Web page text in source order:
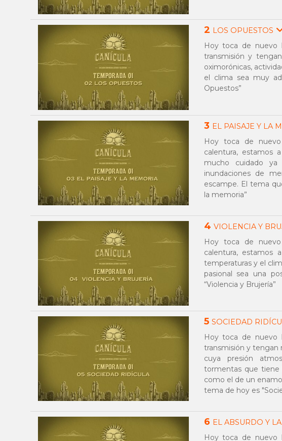
2 LOS OPUESTOS
Hoy toca de nuevo
transmisión y
oximorónicas,
el clima sea muy
Opuestos”
3 EL PAISAJE Y LA
Hoy toca de
calentura, estamos
mucho cuidado ya
inundaciones de
escampe. El tema
la memoria”
4 VIOLENCIA Y
Hoy toca de
calentura, estamos
temperaturas y el
pasional sea una
“Violencia y Brujería”
5 SOCIEDAD
Hoy toca de nuevo
transmisión y tengan
cuya presión
tormentas que tiene
como el de un
tema de hoy es
6 EL ABSURDO Y
Hoy toca de nuevo